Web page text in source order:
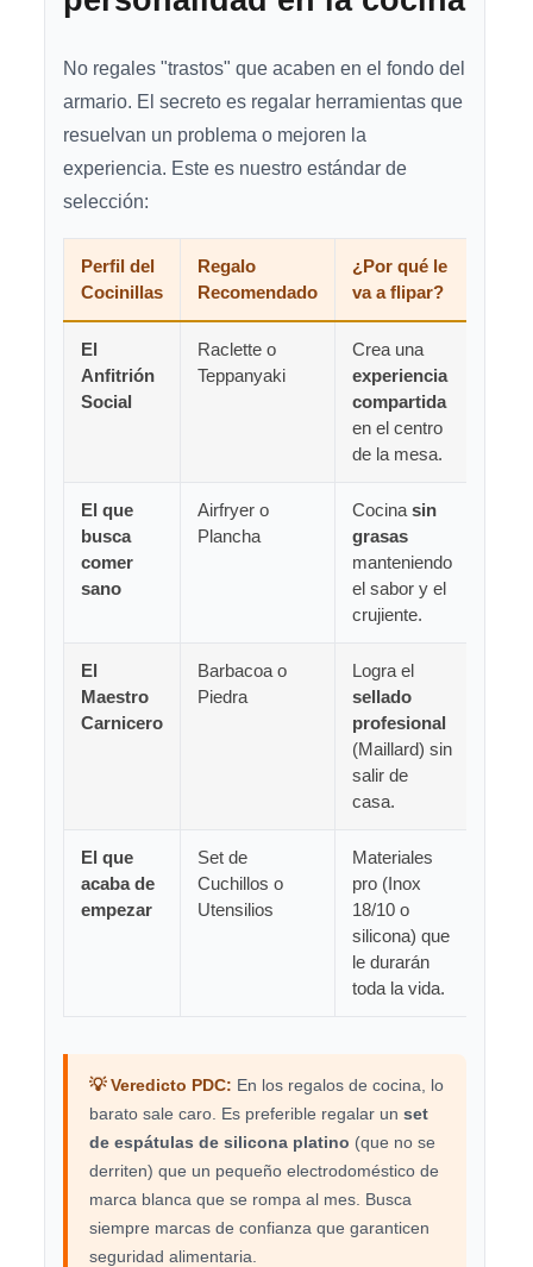
No regales "trastos" que acaben en el fondo del
armario. El secreto es regalar herramientas que
resuelvan un problema o mejoren la
experiencia. Este es nuestro estándar de
selección:
Perfil del
Cocinillas
Regalo
Recomendado
¿Por qué le
va a flipar?
El
Anfitrión
Social
Raclette o
Teppanyaki
Crea una
experiencia
compartida
en el centro
de la mesa.
El que
busca
comer
sano
Airfryer o
Plancha
Cocina sin
grasas
manteniendo
el sabor y el
crujiente.
El
Maestro
Carnicero
Barbacoa o
Piedra
Logra el
sellado
profesional
(Maillard) sin
salir de
casa.
El que
acaba de
empezar
Set de
Cuchillos o
Utensilios
Materiales
pro (Inox
18/10 o
silicona) que
le durarán
toda la vida.
💡 Veredicto PDC: En los regalos de cocina, lo
barato sale caro. Es preferible regalar un set
de espátulas de silicona platino (que no se
derriten) que un pequeño electrodoméstico de
marca blanca que se rompa al mes. Busca
siempre marcas de confianza que garanticen
seguridad alimentaria.